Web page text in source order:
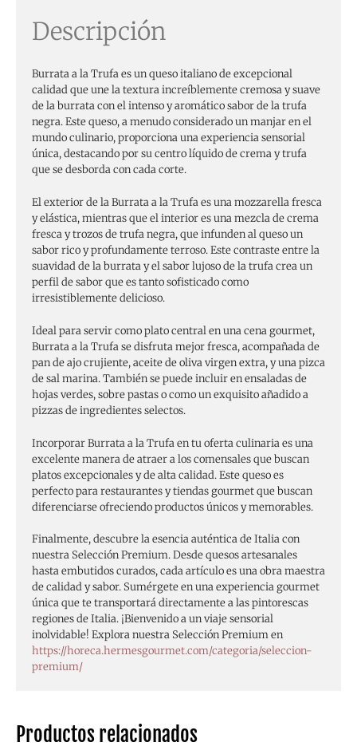
Productos relacionados
Descripción
Burrata a la Trufa es un queso italiano de excepcional
calidad que une la textura increíblemente cremosa y suave
de la burrata con el intenso y aromático sabor de la trufa
negra. Este queso, a menudo considerado un manjar en el
mundo culinario, proporciona una experiencia sensorial
única, destacando por su centro líquido de crema y trufa
que se desborda con cada corte.
El exterior de la Burrata a la Trufa es una mozzarella fresca
y elástica, mientras que el interior es una mezcla de crema
fresca y trozos de trufa negra, que infunden al queso un
sabor rico y profundamente terroso. Este contraste entre la
suavidad de la burrata y el sabor lujoso de la trufa crea un
perfil de sabor que es tanto sofisticado como
irresistiblemente delicioso.
Ideal para servir como plato central en una cena gourmet,
Burrata a la Trufa se disfruta mejor fresca, acompañada de
pan de ajo crujiente, aceite de oliva virgen extra, y una pizca
de sal marina. También se puede incluir en ensaladas de
hojas verdes, sobre pastas o como un exquisito añadido a
pizzas de ingredientes selectos.
Incorporar Burrata a la Trufa en tu oferta culinaria es una
excelente manera de atraer a los comensales que buscan
platos excepcionales y de alta calidad. Este queso es
perfecto para restaurantes y tiendas gourmet que buscan
diferenciarse ofreciendo productos únicos y memorables.
Finalmente, descubre la esencia auténtica de Italia con
nuestra Selección Premium. Desde quesos artesanales
hasta embutidos curados, cada artículo es una obra maestra
de calidad y sabor. Sumérgete en una experiencia gourmet
única que te transportará directamente a las pintorescas
regiones de Italia. ¡Bienvenido a un viaje sensorial
inolvidable! Explora nuestra Selección Premium en
https://horeca.hermesgourmet.com/categoria/seleccion-
premium/